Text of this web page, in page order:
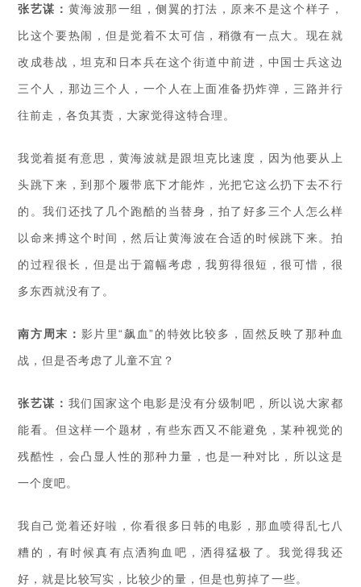
张艺谋： 黄海波那一组，侧翼的打法，原来不是这个样子，
比这个要热闹，但是觉着不太可信，稍微有一点大。现在就
改成巷战，坦克和日本兵在这个街道中前进，中国士兵这边
三个人，那边三个人，一个人在上面准备扔炸弹，三路并行
往前走，各负其责，大家觉得这特合理。
我觉着挺有意思，黄海波就是跟坦克比速度，因为他要从上
头跳下来，到那个履带底下才能炸，光把它这么扔下去不行
的。我们还找了几个跑酷的当替身，拍了好多三个人怎么样
以命来搏这个时间，然后让黄海波在合适的时候跳下来。拍
的过程很长，但是出于篇幅考虑，我剪得很短，很可惜，很
多东西就没有了。
南方周末： 影片里“飙血”的特效比较多，固然反映了那种血
战，但是否考虑了儿童不宜？
张艺谋： 我们国家这个电影是没有分级制吧，所以说大家都
能看。但这样一个题材，有些东西又不能避免，某种视觉的
残酷性，会凸显人性的那种力量，也是一种对比，所以这是
一个度吧。
我自己觉着还好啦，你看很多日韩的电影，那血喷得乱七八
糟的，有时候真有点洒狗血吧，洒得猛极了。我觉得我还
好，就是比较写实，比较少的量，但是也剪掉了一些。